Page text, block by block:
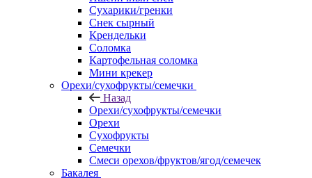
Сухарики/гренки
Снек сырный
Крендельки
Соломка
Картофельная соломка
Мини крекер
Орехи/сухофрукты/семечки
Назад
Орехи/сухофрукты/семечки
Орехи
Сухофрукты
Семечки
Смеси орехов/фруктов/ягод/семечек
Бакалея